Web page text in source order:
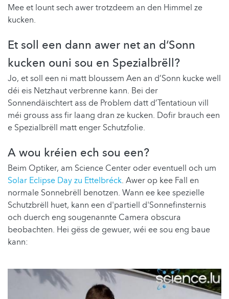
Mee et lount sech awer trotzdeem an den Himmel ze
kucken.
Et soll een dann awer net an d‘Sonn
kucken ouni sou en Spezialbrëll?
Jo, et soll een ni matt bloussem Aen an d’Sonn kucke well
déi eis Netzhaut verbrenne kann. Bei der
Sonnendäischtert ass de Problem datt d’Tentatioun vill
méi grouss ass fir laang dran ze kucken. Dofir brauch een
e Spezialbrëll matt enger Schutzfolie.
A wou kréien ech sou een?
Beim Optiker, am Science Center oder eventuell och um
Solar Eclipse Day zu Ettelbréck. Awer op kee Fall en
normale Sonnebrëll benotzen. Wann ee kee spezielle
Schutzbrëll huet, kann een d'partiell d'Sonnefinsternis
och duerch eng sougenannte Camera obscura
beobachten. Hei gëss de gewuer, wéi ee sou eng baue
kann: